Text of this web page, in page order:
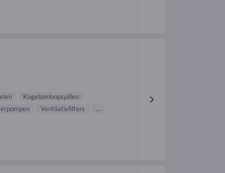
Kogelomloopspillen
Ventilatiefilters ...